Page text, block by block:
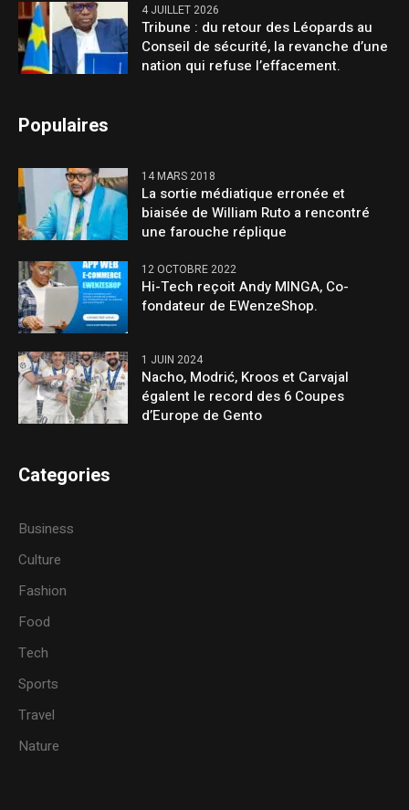
4 JUILLET 2026
Tribune : du retour des Léopards au
Conseil de sécurité, la revanche d’une
nation qui refuse l’effacement.
Populaires
14 MARS 2018
La sortie médiatique erronée et
biaisée de William Ruto a rencontré
une farouche réplique
12 OCTOBRE 2022
Hi-Tech reçoit Andy MINGA, Co-
fondateur de EWenzeShop.
1 JUIN 2024
Nacho, Modrić, Kroos et Carvajal
égalent le record des 6 Coupes
d’Europe de Gento
Categories
Business
Culture
Fashion
Food
Tech
Sports
Travel
Nature